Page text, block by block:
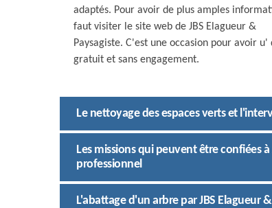
adaptés. Pour avoir de plus amples
faut visiter le site web de JBS Elagueur &
Paysagiste. C'est une occasion pour avoir u'
gratuit et sans engagement.
Le nettoyage des espaces verts et
Les missions qui peuvent être confiées
professionnel
L'abattage d'un arbre par JBS Elagueur